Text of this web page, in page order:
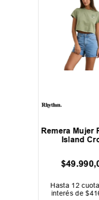
Remera Mujer
Island
$49.990,
Hasta 12
interés de$